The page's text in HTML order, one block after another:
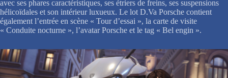
avec ses phares caractéristiques, ses étriers de freins, ses suspensions
hélicoïdales et son intérieur luxueux. Le lot D.Va Porsche contient
également l’entrée en scène « Tour d’essai », la carte de visite
« Conduite nocturne », l’avatar Porsche et le tag « Bel engin ».